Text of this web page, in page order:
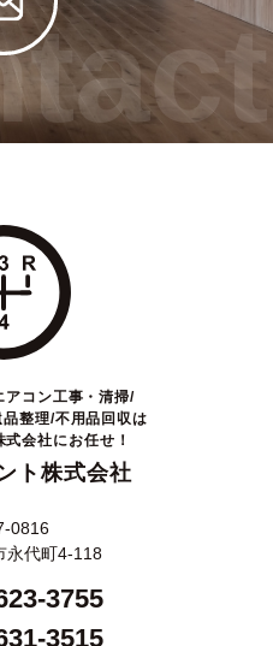
アコン工事・清掃/
整理/不用品回収は
会社にお任せ！
ト株式会社
0816
永代町4-118
3755
3515